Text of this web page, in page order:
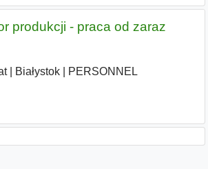
produkcji - praca od zaraz
| Białystok
PERSONNEL